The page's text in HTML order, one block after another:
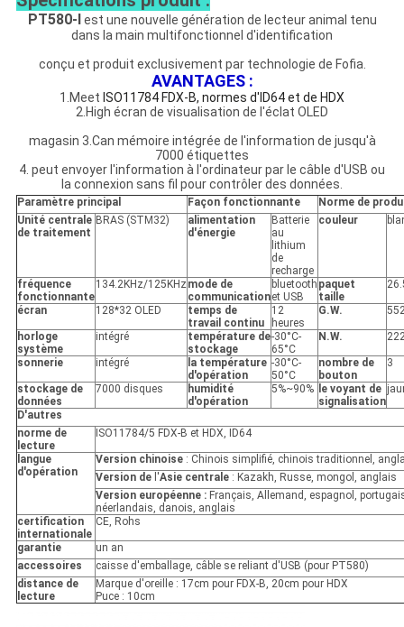
PT580-I est une nouvelle génération de lecteur animal tenu
dans la main multifonctionnel d'identification
conçu et produit exclusivement par technologie de Fofia.
AVANTAGES :
1.Meet ISO11784 FDX-B, normes d'ID64 et de HDX
2.High écran de visualisation de l'éclat OLED
magasin 3.Can mémoire intégrée de l'information de jusqu'à
7000 étiquettes
4. peut envoyer l'information à l'ordinateur par le câble d'USB ou
la connexion sans fil pour contrôler des données.
Paramètre principal Façon fonctionnante
Norme de
Unité centrale
de traitement
BRAS (STM32)
alimentation
d'énergie
Batterie
au
lithium
de
recharge
couleur
fréquence
fonctionnante
134.2KHz/125KHzmode de
communication
bluetooth
et USB
paquet
taille
écran 128*32 OLED
temps de
travail continu
12
heures
G.W.
horloge
système
intégré
température de
stockage
-30°C-
65°C
N.W.
sonnerie intégré
la température
d'opération
-30°C-
50°C
nombre de
bouton
3
stockage de
données
7000 disques
humidité
d'opération
5%~90%
le voyant de
signalisation
D'autres
norme de
lecture
ISO11784/5 FDX-B et HDX, ID64
langue
d'opération
Version chinoise: Chinois simplifié, chinois traditionnel,
Version del'Asie centrale: Kazakh, Russe, mongol, anglais
Version européenne :Français, Allemand, espagnol,
néerlandais, danois, anglais
certification
internationale
CE, Rohs
garantie
un an
accessoires
caisse d'emballage, câble se reliant d'USB (pour PT580)
distance de
lecture
Marque d'oreille : 17cm pour FDX-B, 20cm pour HDX
Puce : 10cm